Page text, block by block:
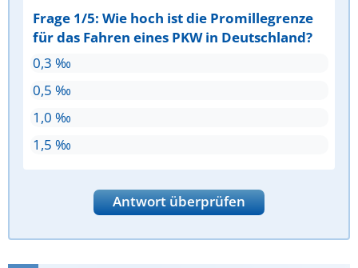
Frage 1/5: Wie hoch ist die Promillegrenze
für das Fahren eines PKW in Deutschland?
0,3 ‰
0,5 ‰
1,0 ‰
1,5 ‰
Antwort überprüfen